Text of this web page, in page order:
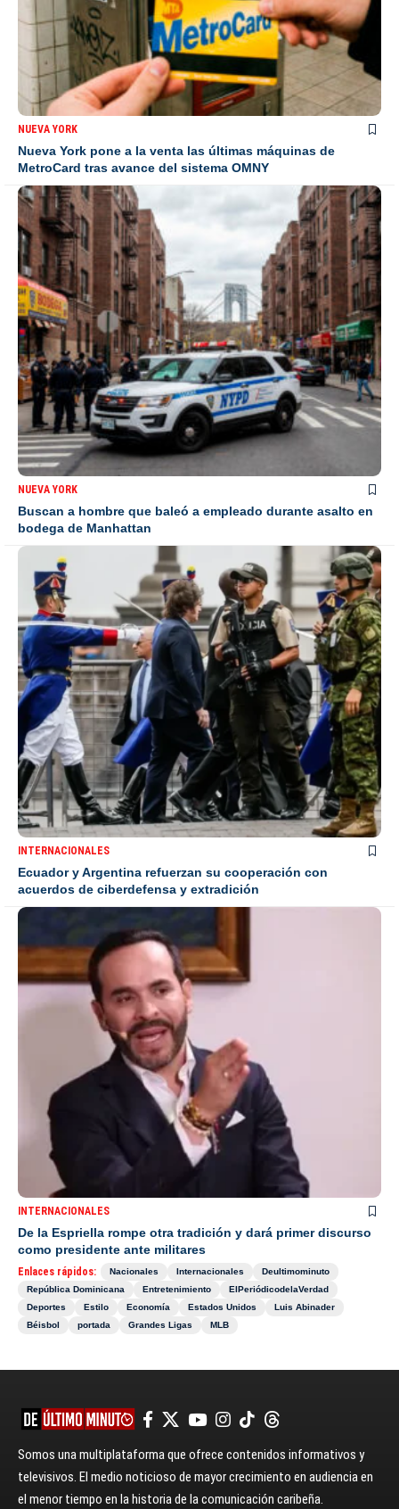
NUEVA YORK
Nueva York pone a la venta las últimas máquinas de
MetroCard tras avance del sistema OMNY
NUEVA YORK
Buscan a hombre que baleó a empleado durante asalto en
bodega de Manhattan
INTERNACIONALES
Ecuador y Argentina refuerzan su cooperación con
acuerdos de ciberdefensa y extradición
INTERNACIONALES
De la Espriella rompe otra tradición y dará primer discurso
como presidente ante militares
Enlaces rápidos: Nacionales Internacionales
Deultimominuto
República Dominicana
Entretenimiento
ElPeriódicodelaVerdad
Deportes
Estilo Economía Estados Unidos
Luis Abinader
Béisbol
portada Grandes Ligas MLB
Somos una multiplataforma que ofrece contenidos informativos y
televisivos. El medio noticioso de mayor crecimiento en audiencia en
el menor tiempo en la historia de la comunicación caribeña.